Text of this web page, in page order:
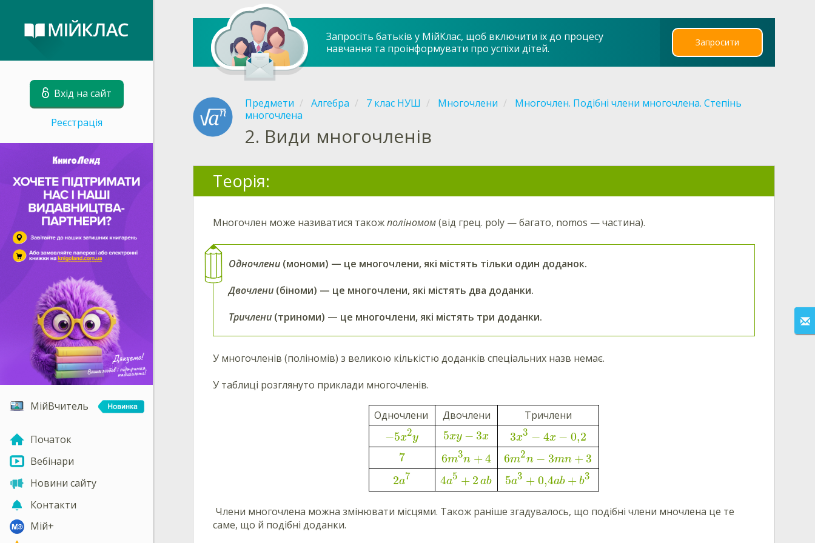
Вхід на сайт
Реєстрація
МійВчитель
Початок
Вебінари
Новини сайту
Контакти
Мій+
Запросіть батьків у МійКлас, щоб включити їх до процесу
навчання та проінформувати про успіхи дітей.
Запросити
Предмети Алгебра 7 клас НУШ Многочлени
Многочлен. Подібні члени многочлена. Степінь
многочлена
2. Види многочленів
Теорія:
Многочлен може називатися такожполіномом(від грец. poly — багато, nomos — частина).
Одночлени (мономи) — це многочлени, які містять тільки один доданок.
Двочлени (біноми) — це многочлени, які містять два доданки.
Тричлени (триноми) — це многочлени, які містять три доданки.
У многочленів (поліномів) з великою кількістю доданків спеціальних назв немає.
У таблиці розглянуто приклади многочленів.
Одночлени Двочлени Тричлени
−5x2y 5xy − 3x 3x3 − 4x − 0,2
7
6m3n +4 6m2n − 3mn +3
2a7 4a5 + 2 ab 5a3 + 0,4ab + b3
Члени многочлена можна змінювати місцями. Також раніше згадувалось, що подібні члени мночлена це те
саме, що й подібні доданки.